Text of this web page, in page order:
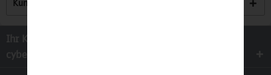
Kunden haben sich ebenfalls angesehen
Ihr Kontakt zur
cyber-Wear Heidelberg GmbH